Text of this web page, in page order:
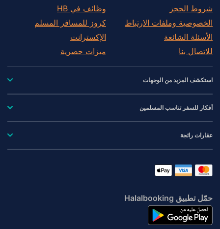
شروط الحجز
الخصوصية وملفات الارتباط
الأسئلة الشائعة
للاتصال بنا
وظائف في HB
كروز للمسافر المسلم
الإكسترانت
ميزات حصرية
استكشف المزيد من الوجهات
أفكار للسفر تناسب المسلمين
عقارات رائجة
حمّل تطبيق Halalbooking